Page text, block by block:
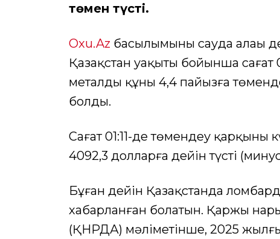
төмен түсті.
Oxu.Az басылымының сауда алаңы
Қазақстан уақыты бойынша сағат
металдың құны 4,4 пайызға
болды.
Сағат 01:11-де төмендеу қарқыны
4092,3 долларға дейін түсті
Бұған дейін Қазақстанда
хабарланған болатын. Қаржы
(ҚНРДА) мәліметінше, 2025